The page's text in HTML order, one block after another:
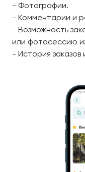
- Фотографии.
- Комментарии и
- Возможность
или фотосессию
- История